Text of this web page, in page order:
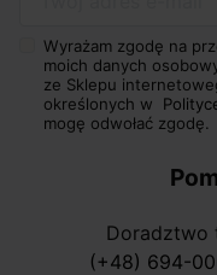
Wyrażam zgodę na
moich danych
ze Sklepu
określonych w
mogę odwołać zgodę.
Doradztwo
(+48) 694-